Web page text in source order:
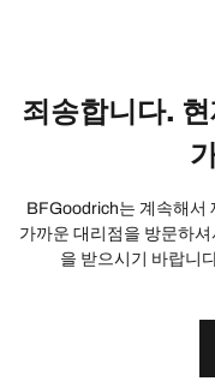
죄송합니다.
BFGoodrich는 계속해서
가까운 대리점을 방문하
을 받으시기 바랍니